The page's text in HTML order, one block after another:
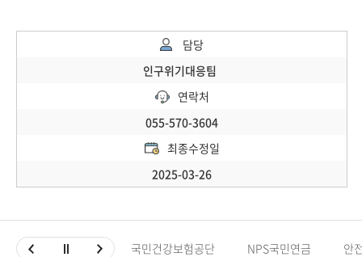
담당
인구위기대응팀
연락처
055-570-3604
최종수정일
2025-03-26
국민건강보험공단 NPS국민연금 안